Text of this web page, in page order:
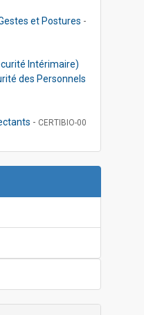
et Postures -
Intérimaire)
des Personnels
- CERTIBIO-00